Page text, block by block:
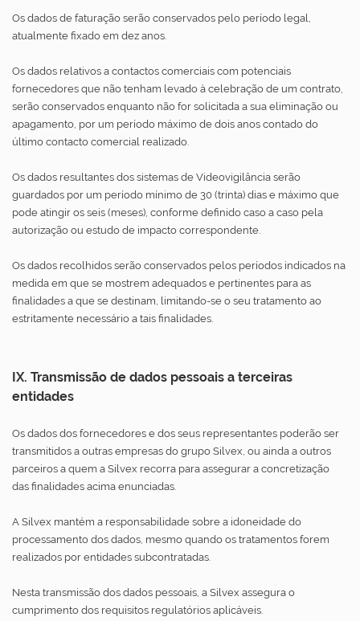
Os dados de faturação serão conservados pelo período legal,
atualmente fixado em dez anos.
Os dados relativos a contactos comerciais com potenciais
fornecedores que não tenham levado à celebração de um contrato,
serão conservados enquanto não for solicitada a sua eliminação ou
apagamento, por um período máximo de dois anos contado do
último contacto comercial realizado.
Os dados resultantes dos sistemas de Videovigilância serão
guardados por um período mínimo de 30 (trinta) dias e máximo que
pode atingir os seis (meses), conforme definido caso a caso pela
autorização ou estudo de impacto correspondente.
Os dados recolhidos serão conservados pelos períodos indicados na
medida em que se mostrem adequados e pertinentes para as
finalidades a que se destinam, limitando-se o seu tratamento ao
estritamente necessário a tais finalidades.
IX. Transmissão de dados pessoais a terceiras
entidades
Os dados dos fornecedores e dos seus representantes poderão ser
transmitidos a outras empresas do grupo Silvex, ou ainda a outros
parceiros a quem a Silvex recorra para assegurar a concretização
das finalidades acima enunciadas.
A Silvex mantém a responsabilidade sobre a idoneidade do
processamento dos dados, mesmo quando os tratamentos forem
realizados por entidades subcontratadas.
Nesta transmissão dos dados pessoais, a Silvex assegura o
cumprimento dos requisitos regulatórios aplicáveis.